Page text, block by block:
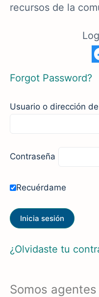
recursos de la
Forgot Password?
Usuario o dirección
Contraseña
Recuérdame
¿Olvidaste tu
Somos